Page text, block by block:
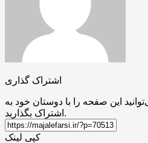
اشتراک گذاری
این صفحه را با دوستان خود به
اشتراک بگذارید.
کپی لینک